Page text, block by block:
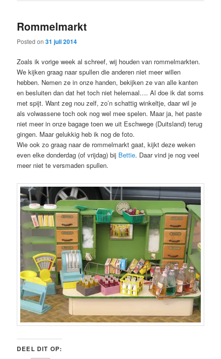
Rommelmarkt
Posted on31 juli 2014
Zoals ik vorige week al schreef, wij houden van rommelmarkten.
We kijken graag naar spullen die anderen niet meer willen
hebben. Nemen ze in onze handen, bekijken ze van alle kanten
en besluiten dan dat het toch niet helemaal…. Al doe ik dat soms
met spijt. Want zeg nou zelf, zo’n schattig winkeltje, daar wil je
als volwassene toch ook nog wel mee spelen. Maar ja, het paste
niet meer in onze bagage toen we uit Eschwege (Duitsland) terug
gingen. Maar gelukkig heb ik nog de foto.
Wie ook zo graag naar de rommelmarkt gaat, kijkt deze weken
even elke donderdag (of vrijdag) bij Bettie. Daar vind je nog veel
meer niet te versmaden spullen.
DEEL DIT OP: